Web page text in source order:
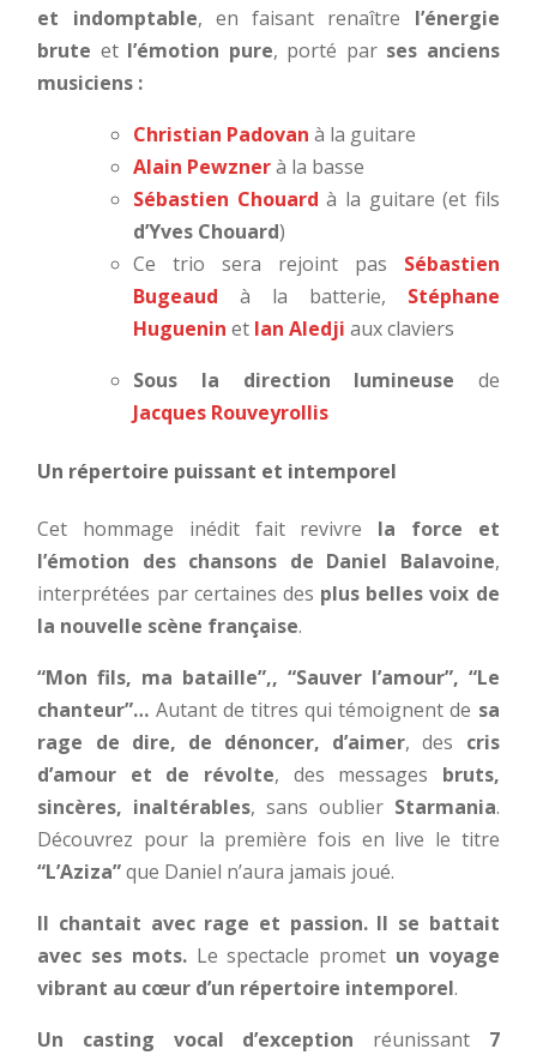
et indomptable, en faisant renaître l’énergie
brute et l’émotion pure, porté parses anciens
musiciens :
Christian Padovan à la guitare
Alain Pewznerà la basse
Sébastien Chouard à la guitare (et fils
d’Yves Chouard)
Ce trio sera rejoint pas Sébastien
Bugeaud à la batterie, Stéphane
Huguenin et Ian Aledji aux claviers
Sous la direction lumineuse de
Jacques Rouveyrollis
Un répertoire puissant et intemporel
Cet hommage inédit fait revivre la force et
l’émotion des chansons de Daniel Balavoine,
interprétées par certaines des plus belles voix de
la nouvelle scène française.
“Mon fils, ma bataille”,, “Sauver l’amour”, “Le
chanteur”… Autant de titres qui témoignent de sa
rage de dire, de dénoncer, d’aimer, des cris
d’amour et de révolte, des messages bruts,
sincères, inaltérables, sans oublier Starmania.
Découvrez pour la première fois en live le titre
“L’Aziza”que Daniel n’aura jamais joué.
Il chantait avec rage et passion. Il se battait
avec ses mots.Le spectacle promet un voyage
vibrant au cœur d’un répertoire intemporel.
Un casting vocal d’exception réunissant 7